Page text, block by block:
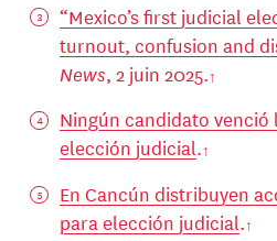
“Mexico’s first judicial
turnout, confusion and
News, 2 juin 2025.
Ningún candidato
elección judicial.
En Cancún distribuyen
para elección judicial.